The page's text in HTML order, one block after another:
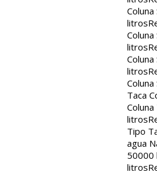
litros
litros
litros
Taca
litros
Tipo
agua
50000
litros